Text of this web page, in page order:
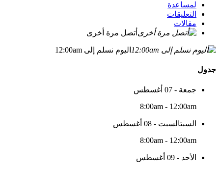
لمساعدة
التعليقات
مقالات
أتصل مرة أخرى
اليوم نسلم إلى 12:00am
جدول
جمعة - 07 أغسطس
8:00am - 12:00am
السبتالسبت - 08 أغسطس
8:00am - 12:00am
الأحد - 09 أغسطس